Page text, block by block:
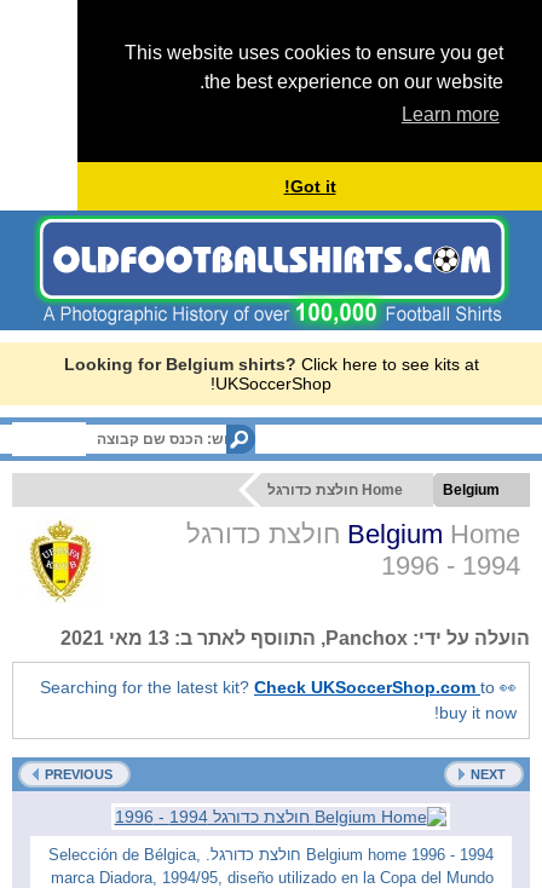
This website uses cookies to ensure you get
the best experience on our website.
Learn more
Got it!
Looking for Belgium shirts? Click here to see kits at
UKSoccerShop!
Belgium Home חולצת כדורגל
Belgium Home חולצת כדורגל
1994 - 1996
הועלה על ידי: Panchox, התווסף לאתר ב: 13 מאי 2021
👀 Searching for the latest kit?
Check UKSoccerShop.comto
buy it now!
PREVIOUS NEXT
1994 - 1996 Belgium home חולצת כדורגל. Selección de Bélgica,
marca Diadora, 1994/95, diseño utilizado en la Copa del Mundo